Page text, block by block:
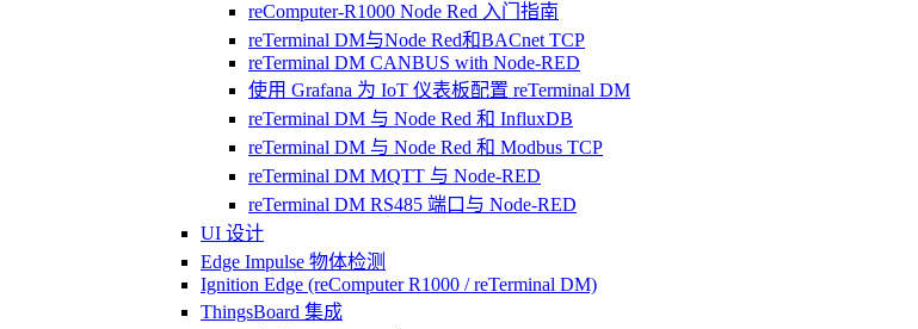
reComputer-R1000 Node Red 入门指南
reTerminal DM与Node Red和BACnet TCP
reTerminal DM CANBUS with Node-RED
使用 Grafana 为 IoT 仪表板配置 reTerminal DM
reTerminal DM 与 Node Red 和 InfluxDB
reTerminal DM 与 Node Red 和 Modbus TCP
reTerminal DM MQTT 与 Node-RED
reTerminal DM RS485 端口与 Node-RED
UI 设计
Edge Impulse 物体检测
Ignition Edge (reComputer R1000 / reTerminal DM)
ThingsBoard 集成